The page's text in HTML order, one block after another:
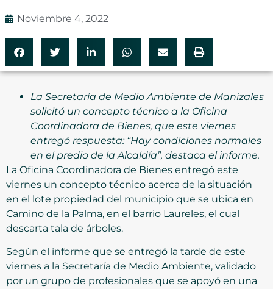
Noviembre 4, 2022
La Secretaría de Medio Ambiente de Manizales
solicitó un concepto técnico a la Oficina
Coordinadora de Bienes, que este viernes
entregó respuesta: “Hay condiciones normales
en el predio de la Alcaldía”, destaca el informe.
La Oficina Coordinadora de Bienes entregó este
viernes un concepto técnico acerca de la situación
en el lote propiedad del municipio que se ubica en
Camino de la Palma, en el barrio Laureles, el cual
descarta tala de árboles.
Según el informe que se entregó la tarde de este
viernes a la Secretaría de Medio Ambiente, validado
por un grupo de profesionales que se apoyó en una